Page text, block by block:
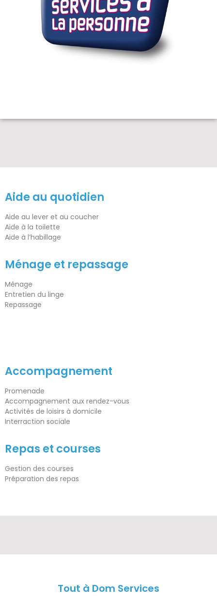
Aide au quotidien
Aide au lever et au coucher
Aide à la toilette
Aide à l’habillage
Ménage et repassage
Ménage
Entretien du linge
Repassage
Accompagnement
Promenade
Accompagnement aux rendez-vous
Activités de loisirs à domicile
Interraction sociale
Repas et courses
Gestion des courses
Préparation des repas
Tout à Dom Services